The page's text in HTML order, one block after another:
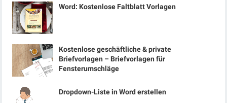
Word: Kostenlose Faltblatt Vorlagen
Kostenlose geschäftliche & private
Briefvorlagen – Briefvorlagen für
Fensterumschläge
Dropdown-Liste in Word erstellen